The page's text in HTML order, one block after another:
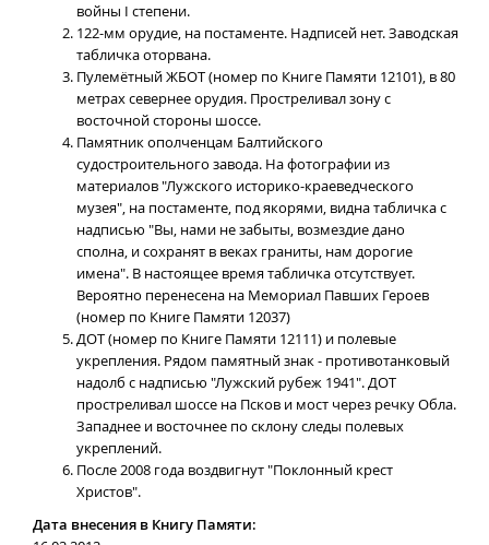
войны I степени.
122-мм орудие, на постаменте. Надписей нет. Заводская
табличка оторвана.
Пулемётный ЖБОТ (номер по Книге Памяти 12101), в 80
метрах севернее орудия. Простреливал зону с
восточной стороны шоссе.
Памятник ополченцам Балтийского
судостроительного завода. На фотографии из
материалов "Лужского историко-краеведческого
музея", на постаменте, под якорями, видна табличка с
надписью "Вы, нами не забыты, возмездие дано
сполна, и сохранят в веках граниты, нам дорогие
имена". В настоящее время табличка отсутствует.
Вероятно перенесена на Мемориал Павших Героев
(номер по Книге Памяти 12037)
ДОТ (номер по Книге Памяти 12111) и полевые
укрепления. Рядом памятный знак - противотанковый
надолб с надписью "Лужский рубеж 1941". ДОТ
простреливал шоссе на Псков и мост через речку Обла.
Западнее и восточнее по склону следы полевых
укреплений.
После 2008 года воздвигнут "Поклонный крест
Христов".
Дата внесения в Книгу Памяти: